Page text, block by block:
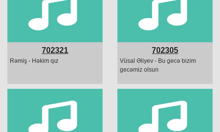
702321
Rəmiş - Həkim qız
702305
Vüsal Əliyev - Bu gecə bizim
gecəmiz olsun